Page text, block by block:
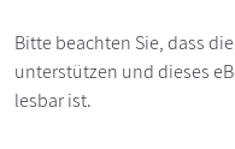
Bitte beachten Sie, dass
unterstützen und dieses
lesbar ist.